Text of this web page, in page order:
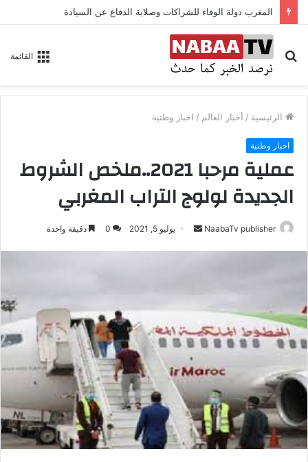
المغرب دولة الوفاء للشراكات وصلابة الدفاع عن السيادة
القائمة
بحث
عن
الرئيسية / أخبار العالم / اخبار وطنية
اخبار وطنية
عملية مرحبا 2021..ملخص الشروط
الجديدة لولوج التراب المغربي
NaabaTv publisher
ي
د
ا
إ
ل
ك
ت
ر
يوليو 5, 2021 0 دقيقة واحدة